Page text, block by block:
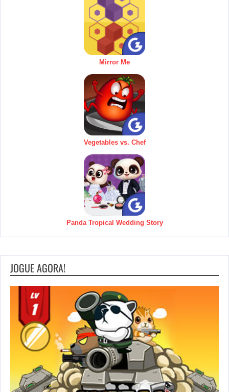
Mirror Me
Vegetables vs. Chef
Panda Tropical Wedding Story
JOGUE AGORA!